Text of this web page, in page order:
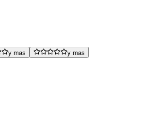
y mas y mas